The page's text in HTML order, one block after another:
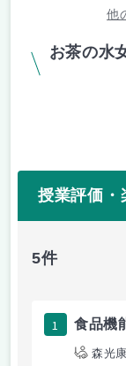
他
お茶の水
授業評価・
5件
1 食品機
森光